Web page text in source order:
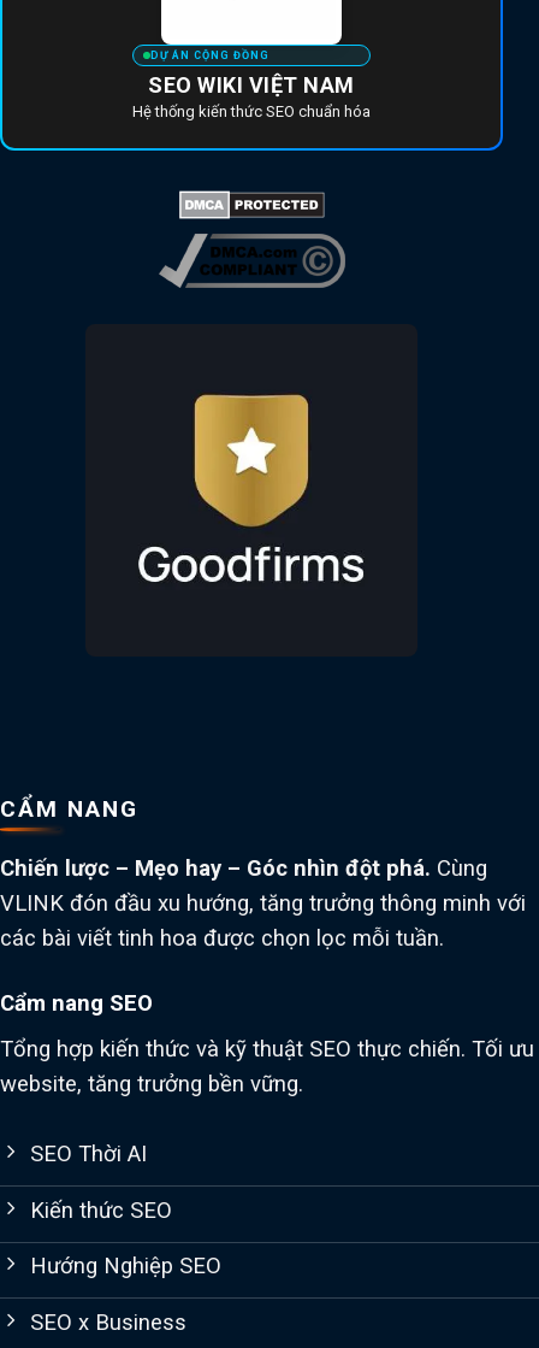
DỰ ÁN CỘNG ĐỒNG
SEO WIKI VIỆT NAM
Hệ thống kiến thức SEO chuẩn hóa
CẨM NANG
Chiến lược – Mẹo hay – Góc nhìn đột phá. Cùng
VLINK đón đầu xu hướng, tăng trưởng thông minh với
các bài viết tinh hoa được chọn lọc mỗi tuần.
Cẩm nang SEO
Tổng hợp kiến thức và kỹ thuật SEO thực chiến. Tối ưu
website, tăng trưởng bền vững.
SEO Thời AI
Kiến thức SEO
Hướng Nghiệp SEO
SEO x Business